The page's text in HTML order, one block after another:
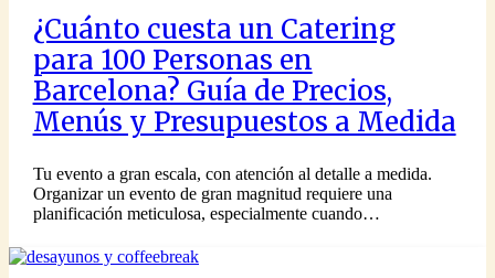
¿Cuánto cuesta un Catering
para 100 Personas en
Barcelona? Guía de Precios,
Menús y Presupuestos a Medida
Tu evento a gran escala, con atención al detalle a medida.
Organizar un evento de gran magnitud requiere una
planificación meticulosa, especialmente cuando…